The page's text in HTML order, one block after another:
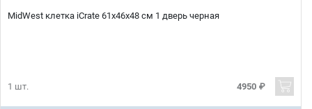
MidWest клетка iCrate 61х46х48 см 1 дверь черная
1 шт. 4950 ₽